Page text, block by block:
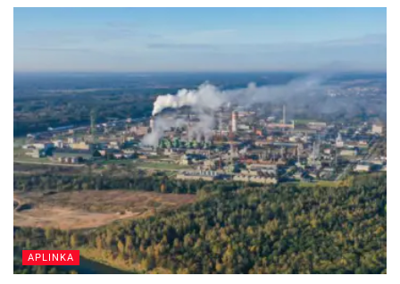
2026-08-07
Šaltinis: Kauno rajono savivaldybė
APLINKA